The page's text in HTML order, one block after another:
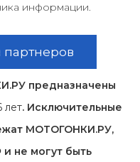
информации.
партнеров
предназначены
лет. Исключительные
МОТОГОНКИ.РУ,
не могут быть